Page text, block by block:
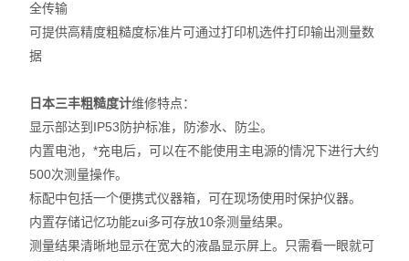
三次元
工具显微镜
三丰量具
电子衡器
花岗石,大理石
全传输
可提供高精度粗糙度标准片可通过打印机选件打印输出测量数
据
日本三丰粗糙度计维修特点：
显示部达到IP53防护标准，防渗水、防尘。
内置电池，*充电后，可以在不能使用主电源的情况下进行大约
500次测量操作。
标配中包括一个便携式仪器箱，可在现场使用时保护仪器。
内置存储记忆功能zui多可存放10条测量结果。
测量结果清晰地显示在宽大的液晶显示屏上。只需看一眼就可